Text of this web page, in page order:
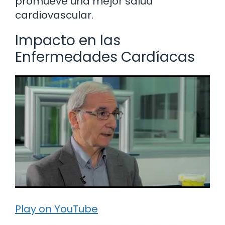
cardiovascular.
Impacto en las
Enfermedades Cardíacas
Play on YouTube